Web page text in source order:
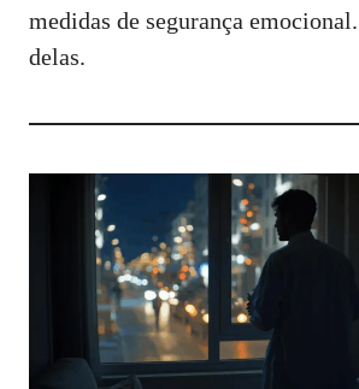
medidas de segurança
delas.